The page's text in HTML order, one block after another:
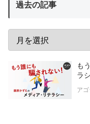
過去の記事
も
ラ
ア